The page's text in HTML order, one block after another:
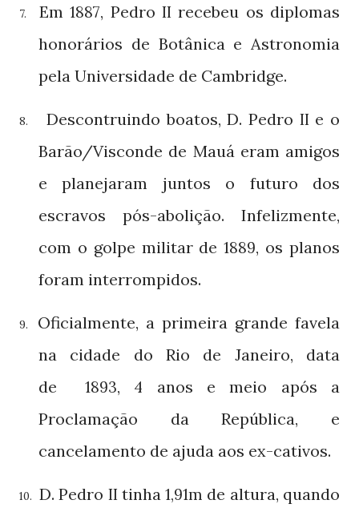
7. Em1887, PedroII recebeu os diplomas
honorários de Botânica e Astronomia
pela Universidade de Cambridge.
8. Descontruindo boatos, D. Pedro IIe o
Barão/Visconde de Mauá eram amigos
e planejaram juntos o futuro dos
escravos pós-abolição. Infelizmente,
com o golpe militar de1889, os planos
foram interrompidos.
9.
Oficialmente, a primeira grande favela
na cidade do Rio de Janeiro, data
de 1893, 4 anos e meio após a
Proclamação da República, e
cancelamento de ajuda aos ex-cativos.
10. D. Pedro IItinha1,91m de altura, quando